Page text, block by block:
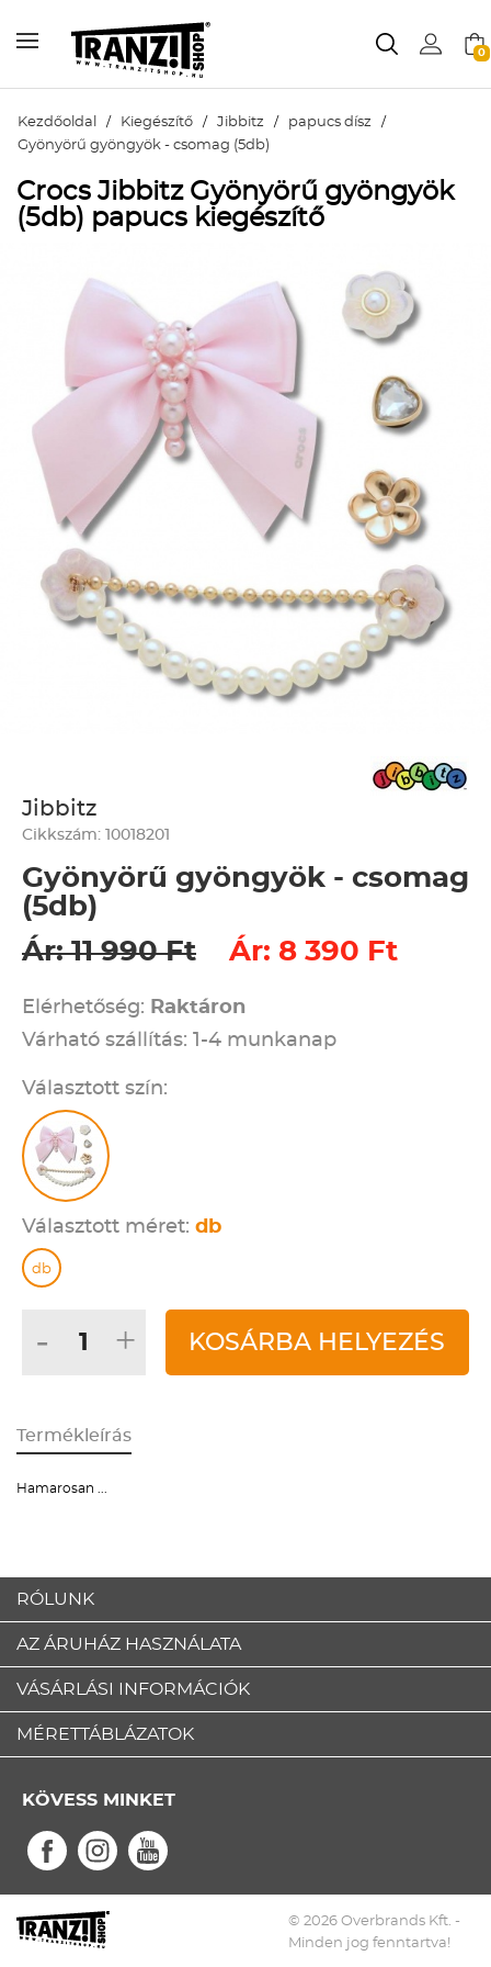
0
Kezdőoldal / Kiegészítő / Jibbitz / papucs dísz /
Gyönyörű gyöngyök - csomag (5db)
Crocs Jibbitz Gyönyörű gyöngyök
(5db) papucs kiegészítő
Jibbitz
Cikkszám: 10018201
Gyönyörű gyöngyök - csomag
(5db)
Ár: 11 990 Ft
Ár: 8 390 Ft
Elérhetőség: Raktáron
Várható szállítás: 1-4 munkanap
Választott szín:
Választott méret: db
db
- + KOSÁRBA HELYEZÉS
Termékleírás
Hamarosan ...
RÓLUNK
AZ ÁRUHÁZ HASZNÁLATA
VÁSÁRLÁSI INFORMÁCIÓK
MÉRETTÁBLÁZATOK
KÖVESS MINKET
© 2026 Overbrands Kft. -
Minden jog fenntartva!